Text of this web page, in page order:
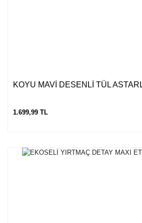
KOYU MAVİ DESENLİ TÜL
1.699,99 TL